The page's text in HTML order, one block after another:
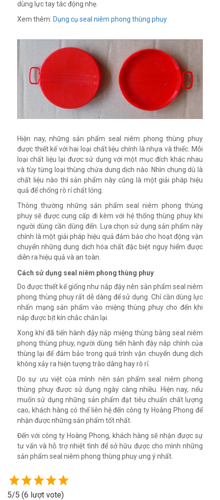
dùng lực tay tác động nhẹ.
Xem thêm: Dụng cụ seal niêm phong thùng phuy
Hiện nay, những sản phẩm seal niêm phong thùng phuy
được thiết kế với hai loại chất liệu chính là nhựa và thiếc. Mỗi
loại chất liệu lại được sử dụng với một mục đích khác nhau
và tùy từng loại thùng chứa dung dịch nào. Nhìn chung dù là
chất liệu nào thì sản phẩm này cũng là một giải pháp hiệu
quả để chống rò rỉ chất lỏng.
Thông thường những sản phẩm seal niêm phong thùng
phuy sẽ được cung cấp đi kèm với hệ thống thùng phuy khi
người dùng cần dùng đến. Lựa chọn sử dụng sản phẩm này
chính là một giải pháp hiệu quả đảm bảo cho hoạt động vận
chuyển những dung dịch hóa chất đặc biệt nguy hiểm được
diễn ra hiệu quả và an toàn.
Cách sử dụng seal niêm phong thùng phuy
Do được thiết kế giống như nắp đậy nên sản phẩm seal niêm
phong thùng phuy rất dễ dàng để sử dụng. Chỉ cần dùng lực
nhấn mạng sản phẩm vào miệng thùng phuy cho đến khi
nắp được bịt kín chắc chắn lại.
Xong khí đã tiến hành đậy nắp miệng thùng bằng seal niêm
phong thùng phuy, người dùng tiến hành đậy nắp chính của
thùng lại để đảm bảo trong quá trình vận chuyển dung dịch
không xảy ra hiện tượng trào dâng hay rò rỉ.
Do sự ưu việt của mình nên sản phẩm seal niêm phong
thùng phuy được sử dụng ngày càng nhiều. Hiện nay, nếu
muốn sử dụng những sản phẩm đạt tiêu chuẩn chất lượng
cao, khách hàng có thể liên hệ đến công ty Hoàng Phong để
nhận được những sản phẩm tốt nhất.
Đến với công ty Hoàng Phong, khách hàng sẽ nhận được sự
tư vấn và hỗ trợ nhiệt tình để sở hữu được cho mình những
sản phẩm seal niêm phong thùng phuy ưng ý nhất.
5/5 (6 lượt vote)